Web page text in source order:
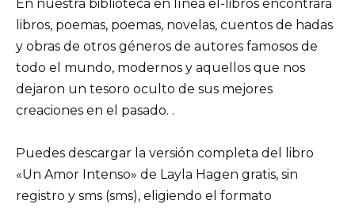
En nuestra biblioteca en línea el-libros encontrará
libros, poemas, poemas, novelas, cuentos de hadas
y obras de otros géneros de autores famosos de
todo el mundo, modernos y aquellos que nos
dejaron un tesoro oculto de sus mejores
creaciones en el pasado. .
Puedes descargar la versión completa del libro
«Un Amor Intenso» de Layla Hagen gratis, sin
registro y sms (sms), eligiendo el formato